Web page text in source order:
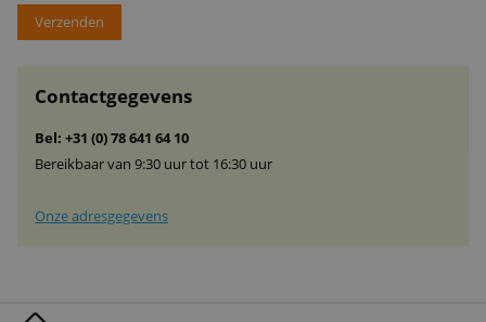
Verzenden
Contactgegevens
Bel: +31 (0) 78 641 64 10
Bereikbaar van 9:30 uur tot 16:30 uur
Onze adresgegevens